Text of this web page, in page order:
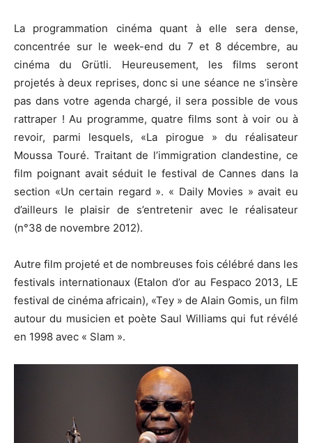
La programmation cinéma quant à elle sera dense,
concentrée sur le week-end du 7 et 8 décembre, au
cinéma du Grütli. Heureusement, les films seront
projetés à deux reprises, donc si une séance ne s’insère
pas dans votre agenda chargé, il sera possible de vous
rattraper ! Au programme, quatre films sont à voir ou à
revoir, parmi lesquels, «La pirogue » du réalisateur
Moussa Touré. Traitant de l’immigration clandestine, ce
film poignant avait séduit le festival de Cannes dans la
section «Un certain regard ». « Daily Movies » avait eu
d’ailleurs le plaisir de s’entretenir avec le réalisateur
(n°38 de novembre 2012).
Autre film projeté et de nombreuses fois célébré dans les
festivals internationaux (Etalon d’or au Fespaco 2013, LE
festival de cinéma africain), «Tey » de Alain Gomis, un film
autour du musicien et poète Saul Williams qui fut révélé
en 1998 avec « Slam ».